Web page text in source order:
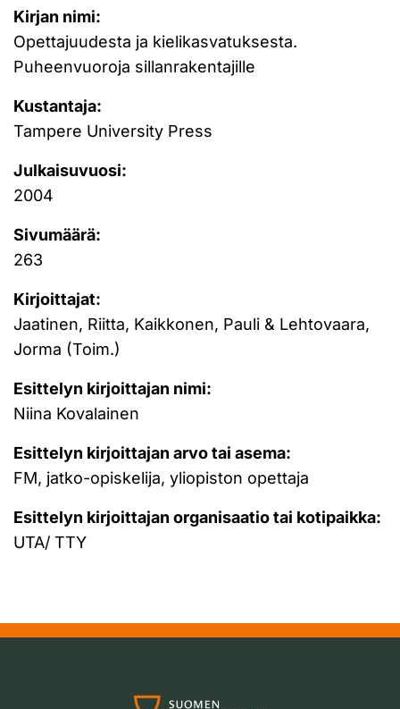
Kirjan nimi:
Opettajuudesta ja kielikasvatuksesta.
Puheenvuoroja sillanrakentajille
Kustantaja:
Tampere University Press
Julkaisuvuosi:
2004
Sivumäärä:
263
Kirjoittajat:
Jaatinen, Riitta, Kaikkonen, Pauli & Lehtovaara,
Jorma (Toim.)
Esittelyn kirjoittajan nimi:
Niina Kovalainen
Esittelyn kirjoittajan arvo tai asema:
FM, jatko-opiskelija, yliopiston opettaja
Esittelyn kirjoittajan organisaatio tai kotipaikka:
UTA/ TTY